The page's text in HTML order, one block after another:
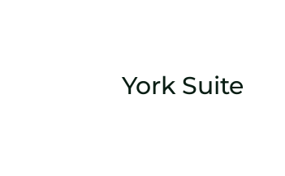
York Suite